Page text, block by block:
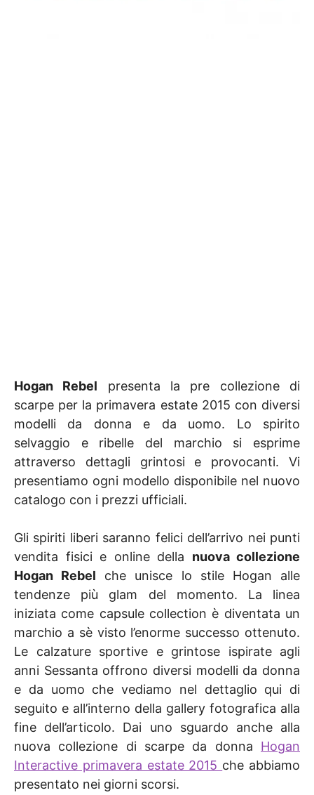
Hogan Rebel presenta la pre collezione di
scarpe per la primavera estate 2015 con diversi
modelli da donna e da uomo. Lo spirito
selvaggio e ribelle del marchio si esprime
attraverso dettagli grintosi e provocanti. Vi
presentiamo ogni modello disponibile nel nuovo
catalogo con i prezzi ufficiali.
Gli spiriti liberi saranno felici dell’arrivo nei punti
vendita fisici e online della nuova collezione
Hogan Rebel che unisce lo stile Hogan alle
tendenze più glam del momento. La linea
iniziata come capsule collection è diventata un
marchio a sè visto l’enorme successo ottenuto.
Le calzature sportive e grintose ispirate agli
anni Sessanta offrono diversi modelli da donna
e da uomo che vediamo nel dettaglio qui di
seguito e all’interno della gallery fotografica alla
fine dell’articolo. Dai uno sguardo anche alla
nuova collezione di scarpe da donna Hogan
Interactive primavera estate 2015 che abbiamo
presentato nei giorni scorsi.